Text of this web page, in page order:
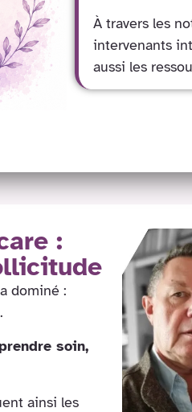
À travers les
intervenants
aussi les
:
dominé :
.
prendre soin,
ainsi les